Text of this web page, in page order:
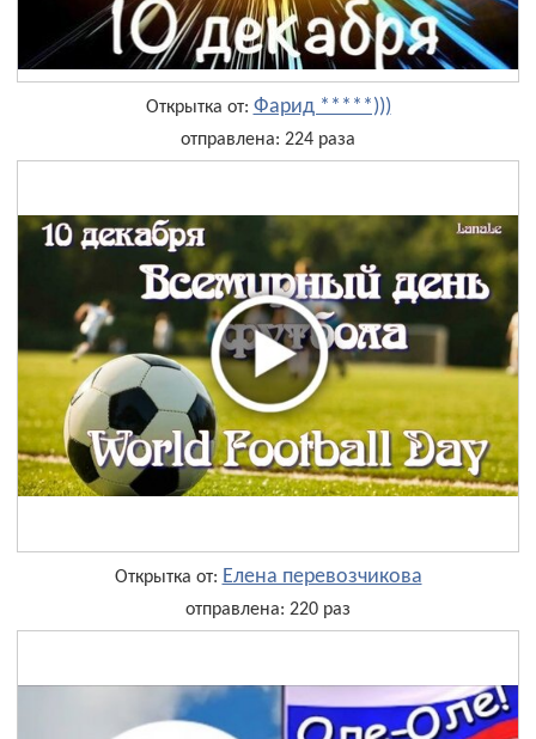
Открытка от: Фарид *****)))
отправлена: 224 раза
Открытка от: Елена перевозчикова
отправлена: 220 раз